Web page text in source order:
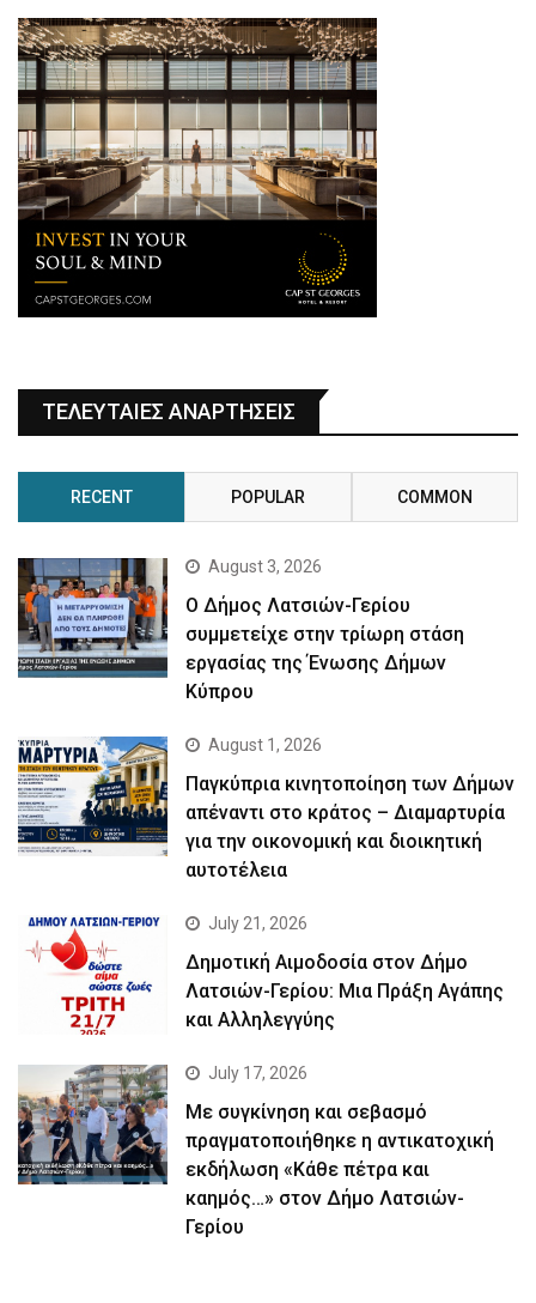
ΤΕΛΕΥΤΑΙΕΣ ΑΝΑΡΤΗΣΕΙΣ
RECENT POPULAR COMMON
August 3, 2026
Ο Δήμος Λατσιών-Γερίου
συμμετείχε στην τρίωρη στάση
εργασίας της Ένωσης Δήμων
Κύπρου
August 1, 2026
Παγκύπρια κινητοποίηση των Δήμων
απέναντι στο κράτος – Διαμαρτυρία
για την οικονομική και διοικητική
αυτοτέλεια
July 21, 2026
Δημοτική Αιμοδοσία στον Δήμο
Λατσιών-Γερίου: Μια Πράξη Αγάπης
και Αλληλεγγύης
July 17, 2026
Με συγκίνηση και σεβασμό
πραγματοποιήθηκε η αντικατοχική
εκδήλωση «Κάθε πέτρα και
καημός…» στον Δήμο Λατσιών-
Γερίου